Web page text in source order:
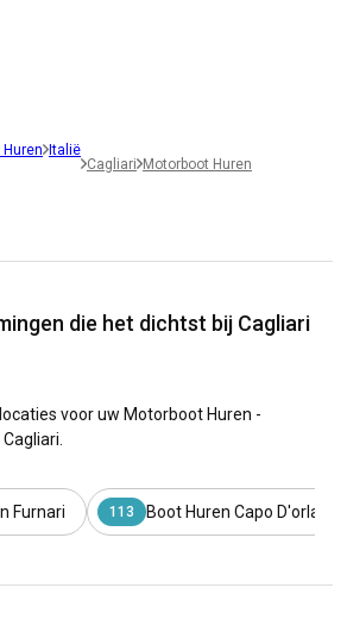
Italië
Cagliari Motorboot Huren
die het dichtst bij Cagliari
voor uw Motorboot Huren -
Furnari 113 Boot Huren Capo D'orlando